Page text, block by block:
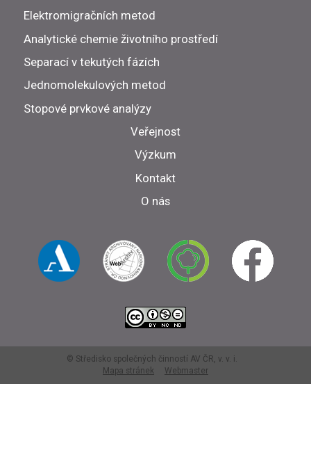
Elektromigračních metod
Analytické chemie životního prostředí
Separací v tekutých fázích
Jednomolekulových metod
Stopové prvkové analýzy
Veřejnost
Výzkum
Kontakt
O nás
© Středisko společných činností AV ČR, v. v. i.
Mapa stránek
Webmaster